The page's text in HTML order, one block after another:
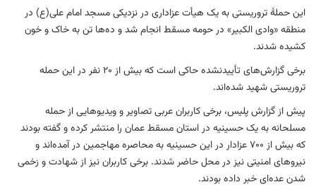
این حملهٔ تروریستی به یک هیأت عزاداری در نزدیکی مسجد امام علی(ع) در
منطقه «وادی الکبیر» در حومه مسقط انجام شد و ده‌ها تن به خاک و خون
کشیده شدند.
برخی گزارش‌های تأییدنشده حاکی است که بیش از ۲۰ نفر در این حمله
تروریستی شهید شده‌اند.
پیش از گزارش پلیس، برخی کاربران عربی تصاویر و ویدیو‌هایی از حمله
مسلحانه به یک حسینیه در استان مسقط عمان را منتشر کرده و گفته بودند
که بیش از ۷۰۰ عزادار در این حسینیه به محاصره مهاجمین در آمده‌اند و
نیرو‌های امنیتی نیز در محل حاضر شدند. برخی کاربران نیز از شهادت و زخمی
شدن عده‌ای خبر داده بودند.